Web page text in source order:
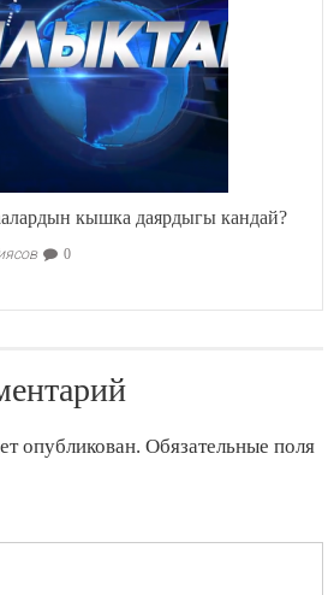
кышка даярдыгы кандай?
0
опубликован. Обязательные поля